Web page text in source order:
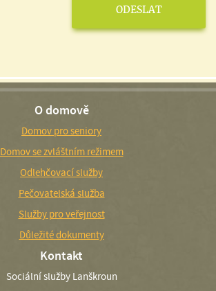
O domově
Domov pro seniory
Domov se zvláštním režimem
Odlehčovací služby
Pečovatelská služba
Služby pro veřejnost
Důležité dokumenty
Kontakt
Sociální služby Lanškroun